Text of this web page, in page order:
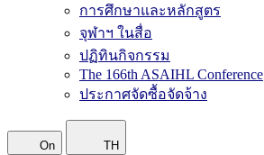
การศึกษาและหลักสูตร
จุฬาฯ ในสื่อ
ปฏิทินกิจกรรม
The 166th ASAIHL Conference
ประกาศจัดซื้อจัดจ้าง
On TH